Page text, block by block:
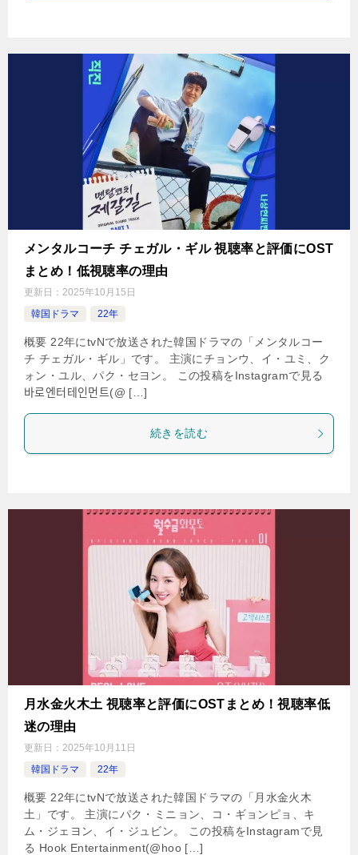
メンタルコーチ チェガル・ギル 視聴率と評価にOST
まとめ！低視聴率の理由
更新日： 2025年10月15日
韓国ドラマ
22年
概要 22年にtvNで放送された韓国ドラマの「メンタルコー
チ チェガル・ギル」です。 主演にチョンウ、イ・ユミ、ク
ォン・ユル、パク・セヨン。 この投稿をInstagramで見る
바로엔터테인먼트(@ […]
続きを読む
月水金火木土 視聴率と評価にOSTまとめ！視聴率低
迷の理由
更新日： 2025年10月11日
韓国ドラマ
22年
概要 22年にtvNで放送された韓国ドラマの「月水金火木
土」です。 主演にパク・ミニョン、コ・ギョンピョ、キ
ム・ジェヨン、イ・ジュビン。 この投稿をInstagramで見
る Hook Entertainment(@hoo […]